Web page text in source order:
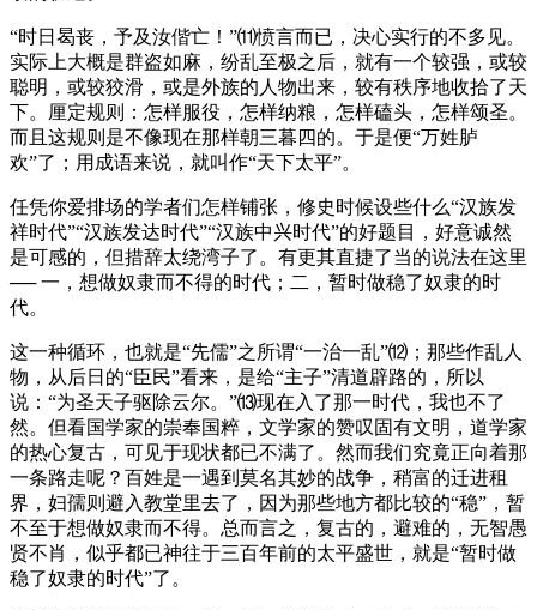
“时日曷丧，予及汝偕亡！”⑾愤言而已，决心实行的不多见。
实际上大概是群盗如麻，纷乱至极之后，就有一个较强，或较
聪明，或较狡滑，或是外族的人物出来，较有秩序地收拾了天
下。厘定规则：怎样服役，怎样纳粮，怎样磕头，怎样颂圣。
而且这规则是不像现在那样朝三暮四的。于是便“万姓胪
欢”了；用成语来说，就叫作“天下太平”。
任凭你爱排场的学者们怎样铺张，修史时候设些什么“汉族发
祥时代”“汉族发达时代”“汉族中兴时代”的好题目，好意诚然
是可感的，但措辞太绕湾子了。有更其直捷了当的说法在这里
── 一，想做奴隶而不得的时代；二，暂时做稳了奴隶的时
代。
这一种循环，也就是“先儒”之所谓“一治一乱”⑿；那些作乱人
物，从后日的“臣民”看来，是给“主子”清道辟路的，所以
说：“为圣天子驱除云尔。”⒀现在入了那一时代，我也不了
然。但看国学家的崇奉国粹，文学家的赞叹固有文明，道学家
的热心复古，可见于现状都已不满了。然而我们究竟正向着那
一条路走呢？百姓是一遇到莫名其妙的战争，稍富的迁进租
界，妇孺则避入教堂里去了，因为那些地方都比较的“稳”，暂
不至于想做奴隶而不得。总而言之，复古的，避难的，无智愚
贤不肖，似乎都已神往于三百年前的太平盛世，就是“暂时做
稳了奴隶的时代”了。